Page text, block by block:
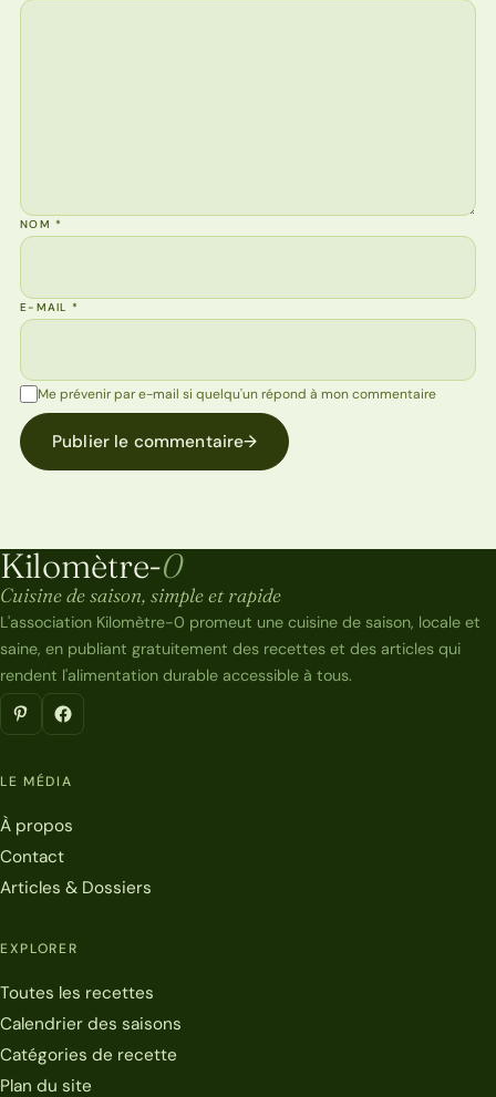
NOM*
E-MAIL*
Me prévenir par e-mail si quelqu'un répond à mon commentaire
Publier le commentaire→
Kilomètre-0
Kilomètre-0
Cuisine de saison, simple et rapide
L'association Kilomètre-0 promeut une cuisine de saison, locale et
saine, en publiant gratuitement des recettes et des articles qui
rendent l'alimentation durable accessible à tous.
LE MÉDIA
À propos
Contact
Articles & Dossiers
EXPLORER
Toutes les recettes
Calendrier des saisons
Catégories de recette
Plan du site